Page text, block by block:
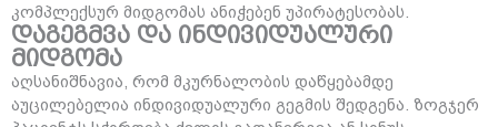
კომპლექსურ მიდგომას ანიჭებენ უპირატესობას.
დაგეგმვა და ინდივიდუალური
მიდგომა
აღსანიშნავია, რომ მკურნალობის დაწყებამდე
აუცილებელია ინდივიდუალური გეგმის შედგენა. ზოგჯერ